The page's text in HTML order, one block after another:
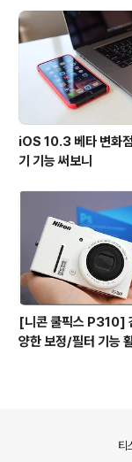
iOS 10.3 베타 변화
기 기능 써보니
[니콘 쿨픽스 P310]
양한 보정/필터 기능
티